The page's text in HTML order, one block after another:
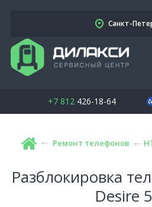
Санкт-
+7 812426-18-64
Ремонт телефонов
Разблокировка
Desire